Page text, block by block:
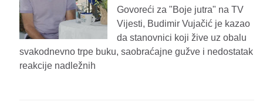
Govoreći za "Boje jutra" na TV
Vijesti, Budimir Vujačić je kazao
da stanovnici koji žive uz obalu
svakodnevno trpe buku, saobraćajne gužve i nedostatak
reakcije nadležnih